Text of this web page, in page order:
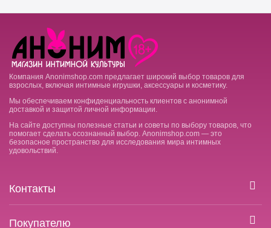
Компания Anonimshop.com предлагает широкий выбор товаров для
взрослых, включая интимные игрушки, аксессуары и косметику.
Мы обеспечиваем конфиденциальность клиентов с анонимной
доставкой и защитой личной информации.
На сайте доступны полезные статьи и советы по выбору товаров, что
помогает сделать осознанный выбор. Anonimshop.com — это
безопасное пространство для исследования мира интимных
удовольствий.
Контакты
Покупателю